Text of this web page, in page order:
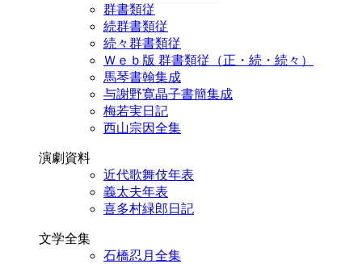
群書類従
続群書類従
続々群書類従
Ｗｅｂ版 群書類従（正・続・続々）
馬琴書翰集成
与謝野寛晶子書簡集成
梅若実日記
西山宗因全集
演劇資料
近代歌舞伎年表
義太夫年表
喜多村緑郎日記
文学全集
石橋忍月全集